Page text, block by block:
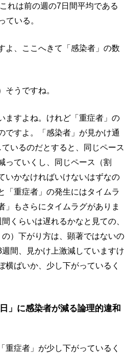
れは前の週の7日間平均である
ている。
よ、ここへきて「感染者」の数
そうですね。
ますよね。けれど「重症者」の
ですよ。「感染者」が見かけ通
いるのだとすると、同じペース
っていくし、同じペース（割
いかなければいけないはずなの
「重症者」の発生にはタイムラ
」もさらにタイムラグがありま
くらいは遅れるかなと見ての、
）下がり方は、顕著ではないの
間、見かけ上激減していますけ
横ばいか、少し下がっているく
」に感染者が減る論理的違和
重症者」が少し下がっているく